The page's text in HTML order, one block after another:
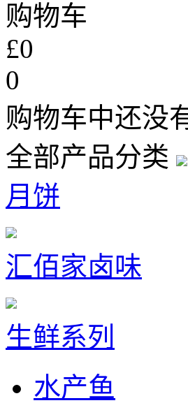
购物车
£0
0
购物车中还没
全部产品分类
月饼
汇佰家卤味
生鲜系列
水产鱼